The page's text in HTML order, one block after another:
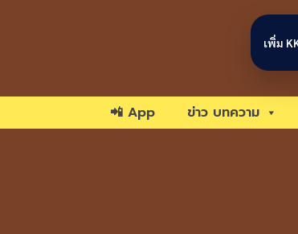
📲 App ข่าว บทความ
เพิ่ม